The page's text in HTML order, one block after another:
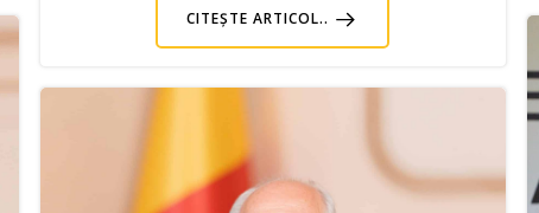
CITEȘTE ARTICOL..